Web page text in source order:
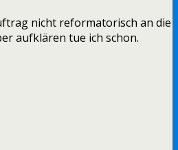
nicht reformatorisch an die
aufklären tue ich schon.